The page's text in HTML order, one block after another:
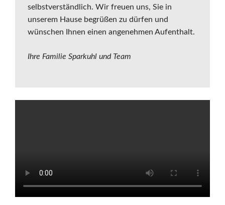
selbstverständlich. Wir freuen uns, Sie in
unserem Hause begrüßen zu dürfen und
wünschen Ihnen einen angenehmen Aufenthalt.
Ihre Familie Sparkuhl und Team